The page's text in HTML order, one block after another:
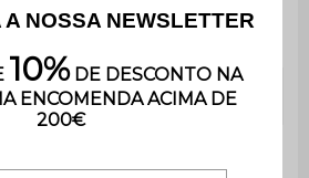
para montagem. As instruções
Molas em ziguezague
L 64 x P 69,5 x A 73cm